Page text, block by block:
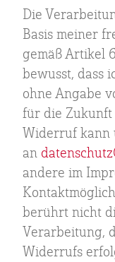
Die
Basis meiner
gemäß Artikel
bewusst, dass
ohne Angabe
für die
Widerruf kann
an
andere im
berührt nicht
Verarbeitung,
Widerrufs